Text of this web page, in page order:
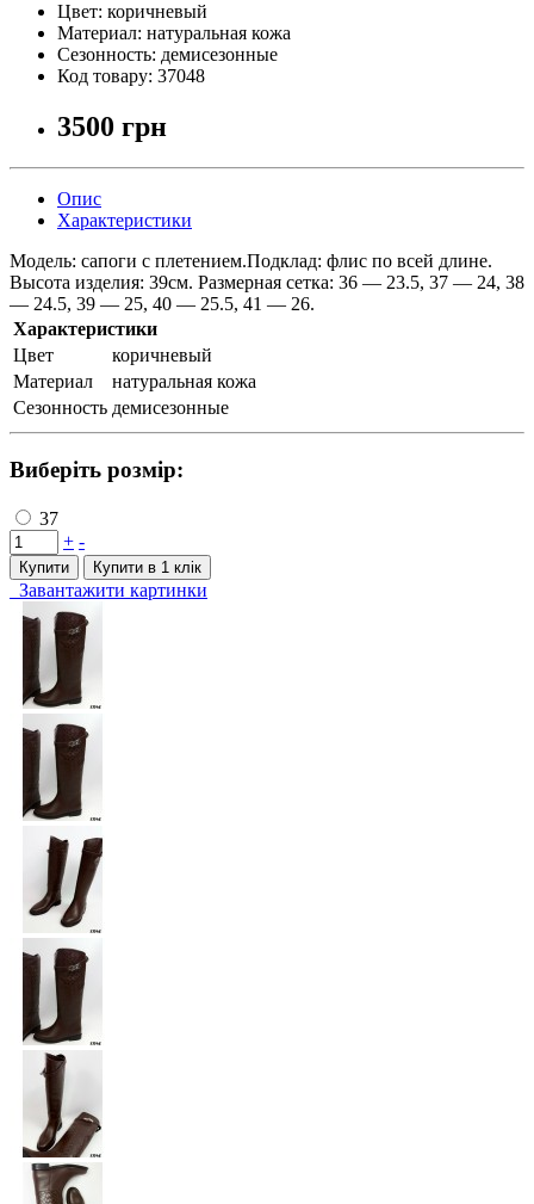
Цвет: коричневый
Материал: натуральная кожа
Сезонность: демисезонные
Код товару: 37048
3500 грн
Опис
Характеристики
Модель: сапоги с плетением.Подклад: флис по всей длине.
Высота изделия: 39см. Размерная сетка: 36 — 23.5, 37 — 24, 38
— 24.5, 39 — 25, 40 — 25.5, 41 — 26.
Характеристики
Цвет
коричневый
Материал
натуральная кожа
Сезонность демисезонные
Виберіть розмір:
37
+ -
Купити Купити в 1 клiк
Завантажити картинки